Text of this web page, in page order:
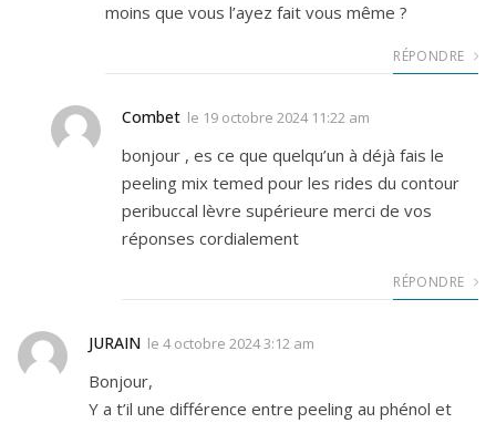
moins que vous l’ayez fait vous même ?
RÉPONDRE
Combet le 19 octobre 2024 11:22 am
bonjour , es ce que quelqu’un à déjà fais le
peeling mix temed pour les rides du contour
peribuccal lèvre supérieure merci de vos
réponses cordialement
RÉPONDRE
JURAIN le 4 octobre 2024 3:12 am
Bonjour,
Y a t’il une différence entre peeling au phénol et